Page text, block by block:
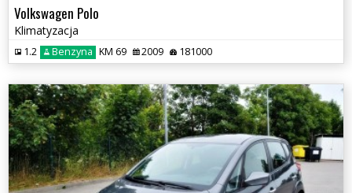
Volkswagen Polo
Klimatyzacja
1.2 Benzyna KM 69 2009 181000